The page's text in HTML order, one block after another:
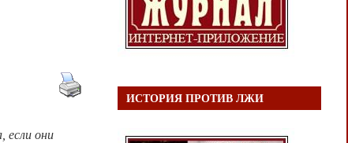
если они
ИСТОРИЯ ПРОТИВ ЛЖИ